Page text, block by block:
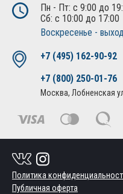
Пн - Пт: с 9:00 до
Сб: с 10:00 до 17:00
Воскресенье -
+7 (495) 162-90-92
+7 (800) 250-01-76
Москва, Лобненская
Политика
Публичная оферта